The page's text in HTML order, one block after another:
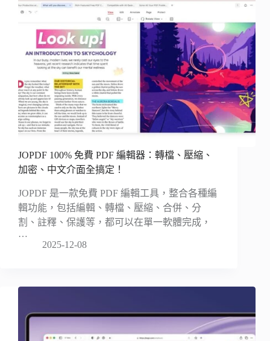
JOPDF 100% 免費 PDF 編輯器：轉檔、壓縮、
加密、中文介面全搞定！
JOPDF 是一款免費 PDF 編輯工具，整合各種編
輯功能，包括編輯、轉檔、壓縮、合併、分
割、註釋、保護等，都可以在單一軟體完成，
…
2025-12-08